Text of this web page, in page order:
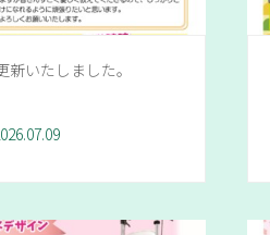
新いたしました。